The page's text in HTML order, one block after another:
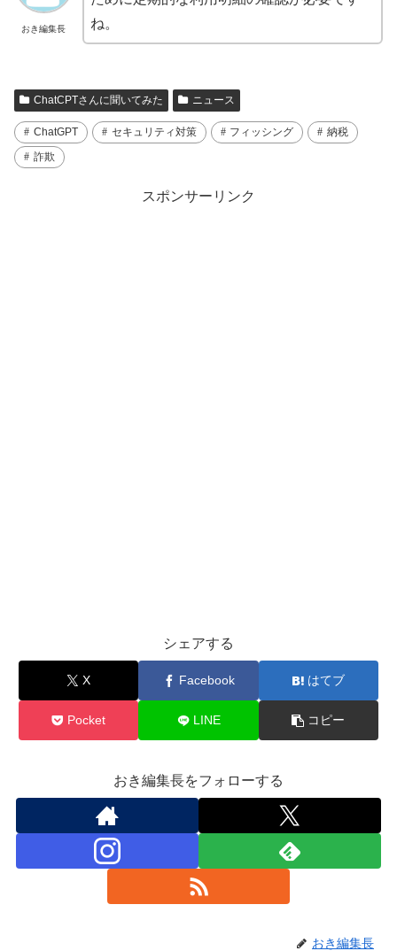
おき編集長
ね。
ChatCPTさんに聞いてみた ニュース
ChatGPT セキュリティ対策 フィッシング
納税
詐欺
スポンサーリンク
シェアする
X Facebook はてブ
Pocket LINE コピー
おき編集長をフォローする
おき編集長